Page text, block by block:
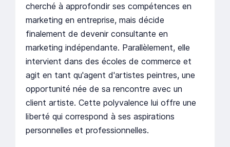
cherché à approfondir ses compétences en
marketing en entreprise, mais décide
finalement de devenir consultante en
marketing indépendante. Parallèlement, elle
intervient dans des écoles de commerce et
agit en tant qu'agent d'artistes peintres, une
opportunité née de sa rencontre avec un
client artiste. Cette polyvalence lui offre une
liberté qui correspond à ses aspirations
personnelles et professionnelles.